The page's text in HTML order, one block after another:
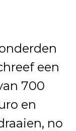
een
700
en
no